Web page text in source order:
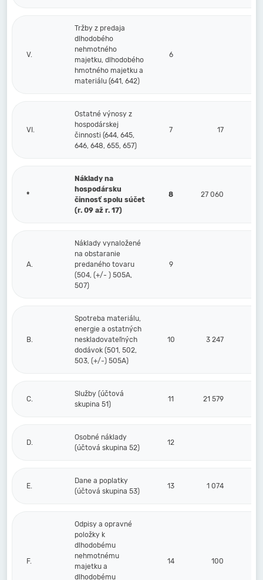
V.
Tržby z predaja
dlhodobého
nehmotného
majetku, dlhodobého
hmotného majetku a
materiálu (641, 642)
6
VI.
Ostatné výnosy z
hospodárskej
činnosti (644, 645,
646, 648, 655, 657)
7 17
*
Náklady na
hospodársku
činnosť spolu súčet
(r. 09 až r. 17)
8 27 060
A.
Náklady vynaložené
na obstaranie
predaného tovaru
(504, (+/- ) 505A,
507)
9
B.
Spotreba materiálu,
energie a ostatných
neskladovateľných
dodávok (501, 502,
503, (+/-) 505A)
10 3 247
C.
Služby (účtová
skupina 51)
11 21 579
D.
Osobné náklady
(účtová skupina 52)
12
E.
Dane a poplatky
(účtová skupina 53)
13 1 074
F.
Odpisy a opravné
položky k
dlhodobému
nehmotnému
majetku a
dlhodobému
14 100